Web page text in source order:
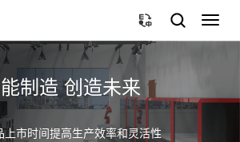
切
换
制造 创造未来
上市时间提高生产效率和灵活性